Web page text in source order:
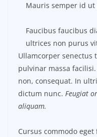
Mauris semper id
Faucibus faucibus
ultrices non purus
Ullamcorper
pulvinar massa
non, consequat. In
dictum nunc. Feugiat
aliquam.
Cursus commodo